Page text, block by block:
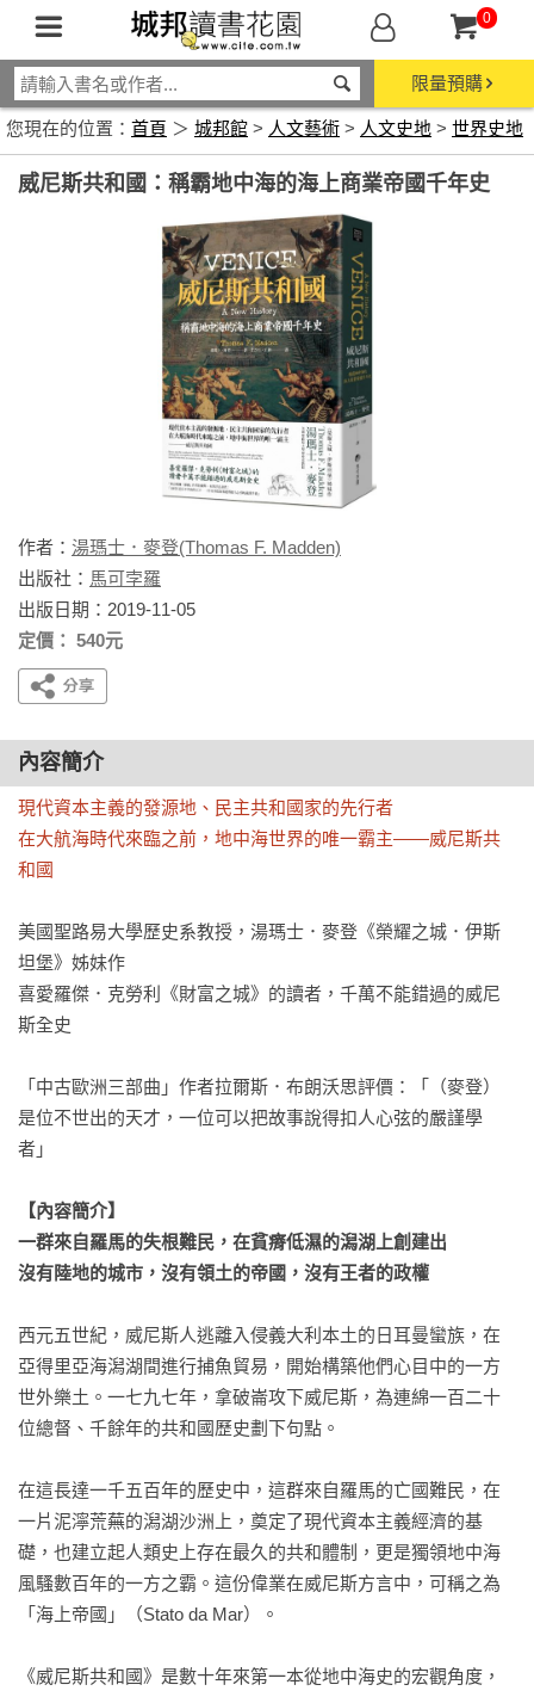
0
限量預購
您現在的位置： 首頁 ＞ 城邦館 > 人文藝術 > 人文史地 > 世界史地
威尼斯共和國：稱霸地中海的海上商業帝國千年史
作者： 湯瑪士．麥登(Thomas F. Madden)
出版社： 馬可孛羅
出版日期：2019-11-05
定價： 540元
內容簡介
現代資本主義的發源地、民主共和國家的先行者
在大航海時代來臨之前，地中海世界的唯一霸主——威尼斯共
和國
美國聖路易大學歷史系教授，湯瑪士．麥登《榮耀之城．伊斯
坦堡》姊妹作
喜愛羅傑．克勞利《財富之城》的讀者，千萬不能錯過的威尼
斯全史
「中古歐洲三部曲」作者拉爾斯．布朗沃思評價：「（麥登）
是位不世出的天才，一位可以把故事說得扣人心弦的嚴謹學
者」
【內容簡介】
一群來自羅馬的失根難民，在貧瘠低濕的潟湖上創建出
沒有陸地的城市，沒有領土的帝國，沒有王者的政權
西元五世紀，威尼斯人逃離入侵義大利本土的日耳曼蠻族，在
亞得里亞海潟湖間進行捕魚貿易，開始構築他們心目中的一方
世外樂土。一七九七年，拿破崙攻下威尼斯，為連綿一百二十
位總督、千餘年的共和國歷史劃下句點。
在這長達一千五百年的歷史中，這群來自羅馬的亡國難民，在
一片泥濘荒蕪的潟湖沙洲上，奠定了現代資本主義經濟的基
礎，也建立起人類史上存在最久的共和體制，更是獨領地中海
風騷數百年的一方之霸。這份偉業在威尼斯方言中，可稱之為
「海上帝國」（Stato da Mar）。
《威尼斯共和國》是數十年來第一本從地中海史的宏觀角度，